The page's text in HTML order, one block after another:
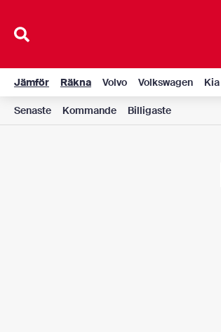
innehåll
Jämför Räkna Volvo Volkswagen Kia
Senaste Kommande Billigaste